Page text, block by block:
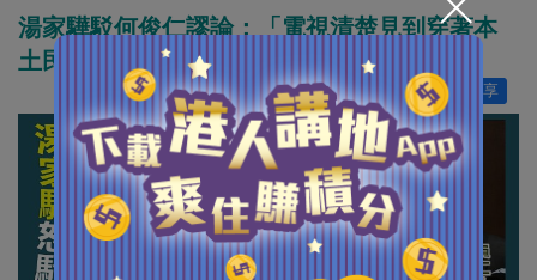
湯家驊駁何俊仁謬論：「電視清楚見到穿著本
土民主前線衣著的人持盾牌衝向警方」
分享
讚好 0